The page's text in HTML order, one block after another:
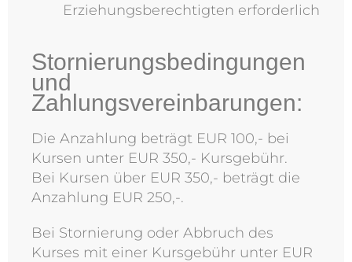
Erziehungsberechtigten erforderlich
Stornierungsbedingungen
und
Zahlungsvereinbarungen:
Die Anzahlung beträgt EUR 100,- bei
Kursen unter EUR 350,- Kursgebühr.
Bei Kursen über EUR 350,- beträgt die
Anzahlung EUR 250,-.
Bei Stornierung oder Abbruch des
Kurses mit einer Kursgebühr unter EUR